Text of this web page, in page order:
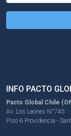
INFO PACTO
Pacto Global Chile
Av. Los Leones N°745
Piso 6 Providencia -